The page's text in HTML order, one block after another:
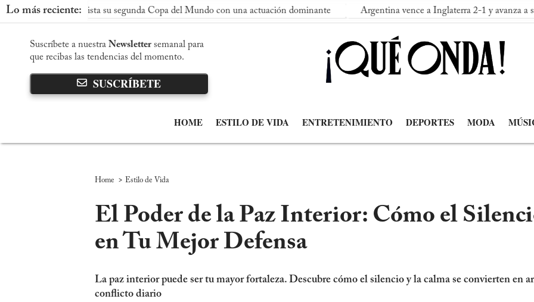
Lo más reciente:
conquista su segunda Copa del Mundo con una actuación dominante Argentina vence a Inglaterra 2-1 y avanza a su segunda
Suscríbete a nuestra Newsletter semanal para
que recibas las tendencias del momento.
SUSCRÍBETE
HOME ESTILO DE VIDA ENTRETENIMIENTO DEPORTES MODA
Home > Estilo de Vida
El Poder de la Paz Interior: Cómo el
en Tu Mejor Defensa
La paz interior puede ser tu mayor fortaleza. Descubre cómo el silencio y la calma se convierten en
conflicto diario